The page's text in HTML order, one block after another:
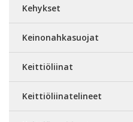
Kehykset
Keinonahkasuojat
Keittiöliinat
Keittiöliinatelineet